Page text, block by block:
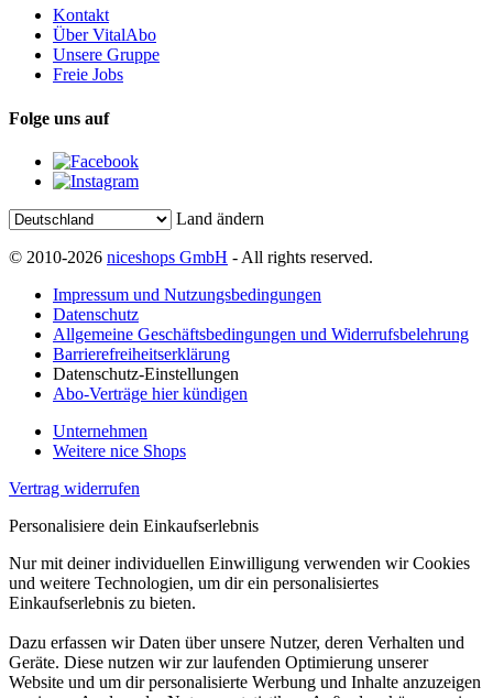
Kontakt
Über VitalAbo
Unsere Gruppe
Freie Jobs
Folge uns auf
Land ändern
© 2010-2026 niceshops GmbH - All rights reserved.
Impressum und Nutzungsbedingungen
Datenschutz
Allgemeine Geschäftsbedingungen und Widerrufsbelehrung
Barrierefreiheitserklärung
Datenschutz-Einstellungen
Abo-Verträge hier kündigen
Unternehmen
Weitere nice Shops
Vertrag widerrufen
Personalisiere dein Einkaufserlebnis
Nur mit deiner individuellen Einwilligung verwenden wir Cookies
und weitere Technologien, um dir ein personalisiertes
Einkaufserlebnis zu bieten.
Dazu erfassen wir Daten über unsere Nutzer, deren Verhalten und
Geräte. Diese nutzen wir zur laufenden Optimierung unserer
Website und um dir personalisierte Werbung und Inhalte anzuzeigen